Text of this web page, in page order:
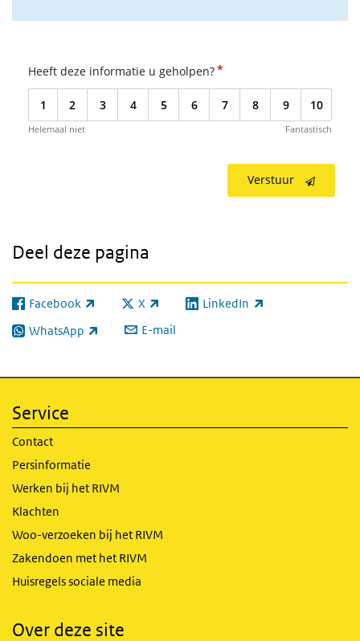
Heeft deze informatie u geholpen?*
1 2 3 4 5 6 7 8 9 10
Helemaal niet Fantastisch
Verstuur
Deel deze pagina
Facebook
(externe link) X
(externe link) LinkedIn
(externe link)
WhatsApp
(externe link) E-mail
Service
Contact
Persinformatie
Werken bij het RIVM
Klachten
Woo-verzoeken bij het RIVM
Zakendoen met het RIVM
Huisregels sociale media
Over deze site